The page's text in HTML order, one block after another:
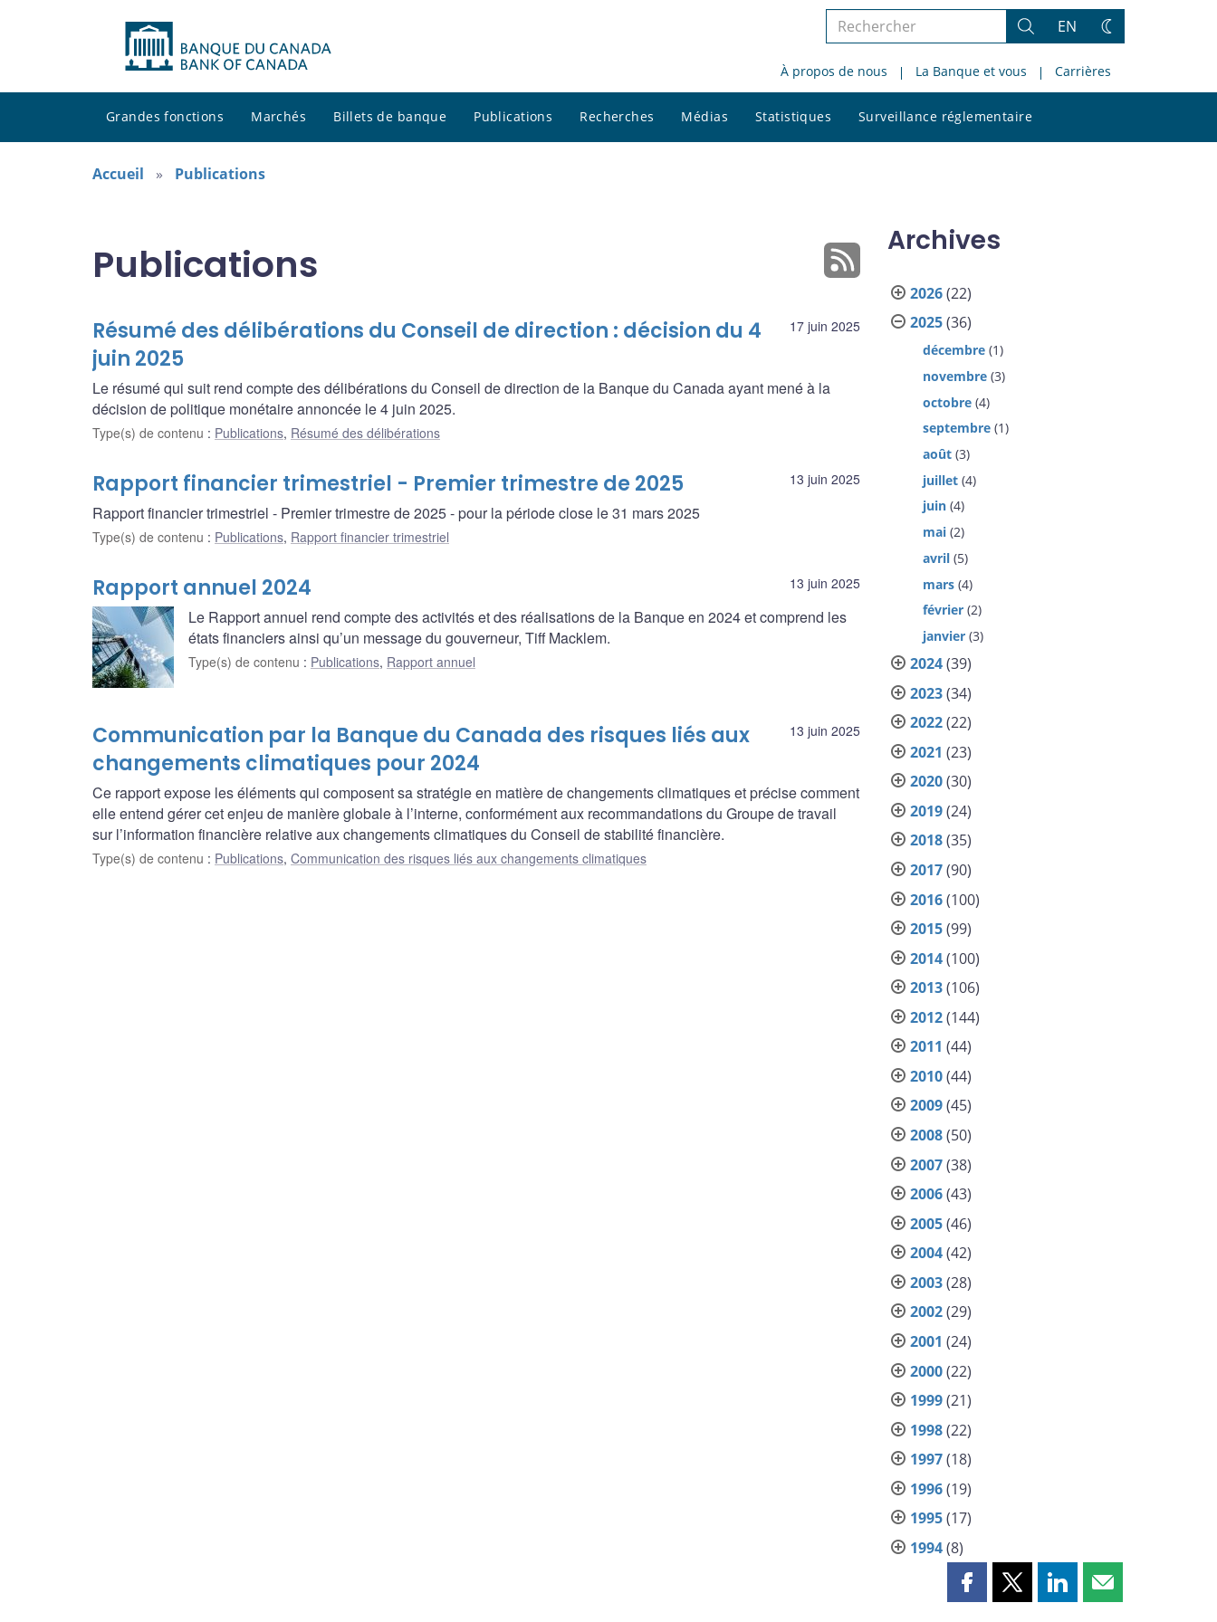
Rechercher
le
site
Rechercher
EN
Changez
thème
À propos de nous La Banque et vous Carrières
Grandes fonctions Marchés Billets de banque Publications Recherches Médias Statistiques Surveillance réglementaire
le
Accueil Publications
Publications
17 juin 2025
Résumé des délibérations du Conseil de direction : décision du 4
juin 2025
Le résumé qui suit rend compte des délibérations du Conseil de direction de la Banque du Canada ayant mené à la
décision de politique monétaire annoncée le 4 juin 2025.
Type(s) de contenu : Publications, Résumé des délibérations
13 juin 2025
Rapport financier trimestriel - Premier trimestre de 2025
Rapport financier trimestriel - Premier trimestre de 2025 - pour la période close le 31 mars 2025
Type(s) de contenu : Publications, Rapport financier trimestriel
13 juin 2025
Rapport annuel 2024
Le Rapport annuel rend compte des activités et des réalisations de la Banque en 2024 et comprend les
états financiers ainsi qu’un message du gouverneur, Tiff Macklem.
Type(s) de contenu : Publications, Rapport annuel
13 juin 2025
Communication par la Banque du Canada des risques liés aux
changements climatiques pour 2024
Ce rapport expose les éléments qui composent sa stratégie en matière de changements climatiques et précise comment
elle entend gérer cet enjeu de manière globale à l’interne, conformément aux recommandations du Groupe de travail
sur l’information financière relative aux changements climatiques du Conseil de stabilité financière.
Type(s) de contenu : Publications, Communication des risques liés aux changements climatiques
Archives
2026(22)
2025(36)
décembre (1)
novembre (3)
octobre (4)
septembre (1)
août (3)
juillet (4)
juin (4)
mai (2)
avril (5)
mars (4)
février (2)
janvier (3)
2024(39)
2023(34)
2022(22)
2021 (23)
2020(30)
2019(24)
2018(35)
2017(90)
2016(100)
2015(99)
2014(100)
2013(106)
2012(144)
2011 (44)
2010(44)
2009(45)
2008(50)
2007(38)
2006(43)
2005(46)
2004(42)
2003(28)
2002(29)
2001 (24)
2000(22)
1999(21)
1998(22)
1997(18)
1996(19)
1995(17)
1994(8)
PartagerPartagerPartagerPartager